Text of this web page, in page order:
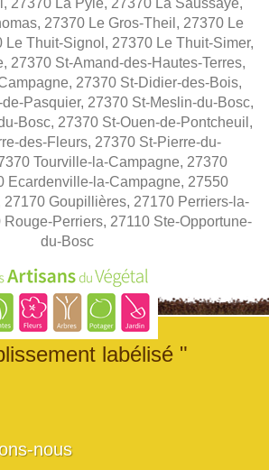
27370 Le Gros-Theil, 27370 Le
Le Thuit-Signol, 27370 Le Thuit-Simer,
27370 St-Amand-des-Hautes-Terres,
27370 St-Didier-des-Bois,
Pasquier, 27370 St-Meslin-du-Bosc,
Bosc, 27370 St-Ouen-de-Pontcheuil,
des-Fleurs, 27370 St-Pierre-du-
Tourville-la-Campagne, 27370
Ecardenville-la-Campagne, 27550
27170 Goupillières, 27170 Perriers-la-
Perriers, 27110 Ste-Opportune-
du-Bosc
labélisé "
nous